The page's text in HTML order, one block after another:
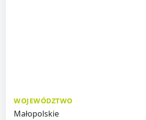
WOJEWÓDZTWO
Małopolskie